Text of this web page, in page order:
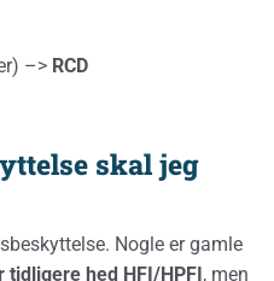
–> RCD
skal jeg
Nogle er gamle
tidligere hed HFI/HPFI, men